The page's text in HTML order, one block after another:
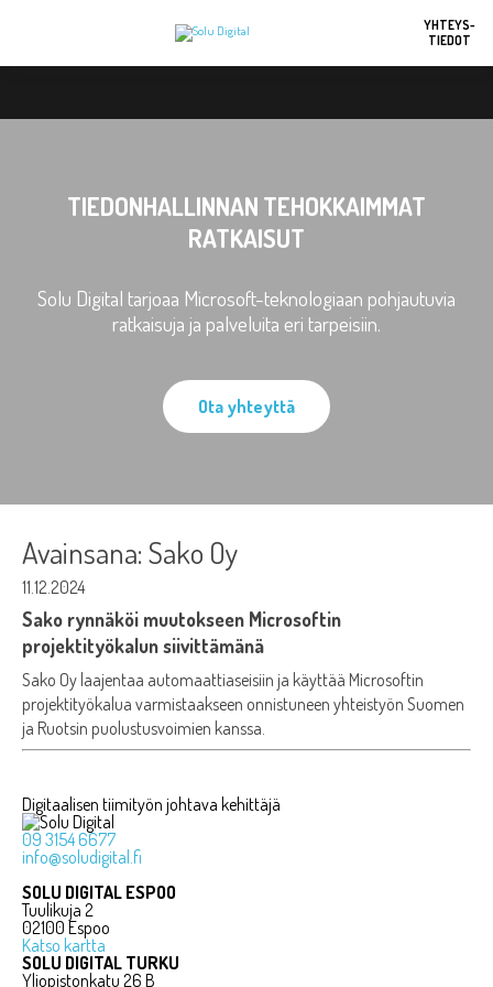
YHTEYS-
TIEDOT
TIEDONHALLINNAN TEHOKKAIMMAT
RATKAISUT
Solu Digital tarjoaa Microsoft-teknologiaan pohjautuvia
ratkaisuja ja palveluita eri tarpeisiin.
Ota yhteyttä
Avainsana: Sako Oy
11.12.2024
Sako rynnäköi muutokseen Microsoftin
projektityökalun siivittämänä
Sako Oy laajentaa automaattiaseisiin ja käyttää Microsoftin
projektityökalua varmistaakseen onnistuneen yhteistyön Suomen
ja Ruotsin puolustusvoimien kanssa.
Digitaalisen tiimityön johtava kehittäjä
09 3154 6677
info@soludigital.fi
SOLU DIGITAL ESPOO
Tuulikuja 2
02100 Espoo
Katso kartta
SOLU DIGITAL TURKU
Yliopistonkatu 26 B